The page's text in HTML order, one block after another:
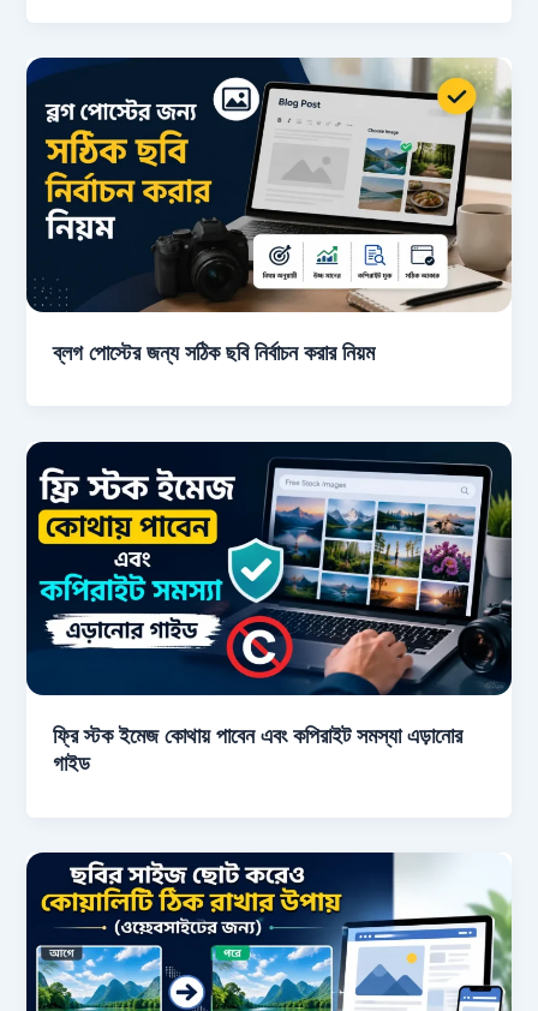
ব্লগ পোস্টের জন্য সঠিক ছবি নির্বাচন করার নিয়ম
ফ্রি স্টক ইমেজ কোথায় পাবেন এবং কপিরাইট সমস্যা এড়ানোর
গাইড